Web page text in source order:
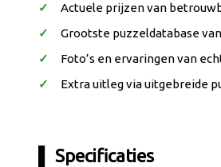
Actuele prijzen van
Grootste puzzeldatabase
Foto’s en ervaringen van
Extra uitleg via uitgebreide
Specificaties